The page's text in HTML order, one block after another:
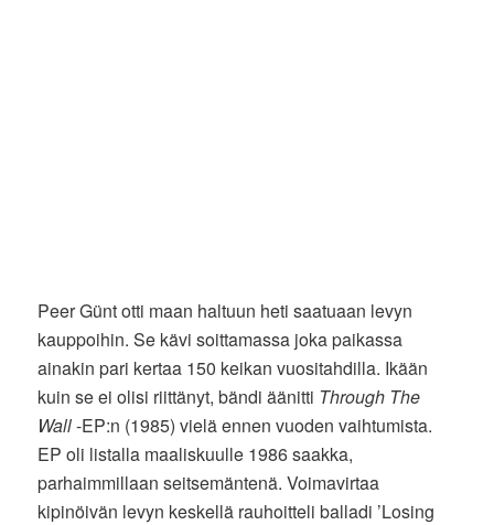
Peer Günt otti maan haltuun heti saatuaan levyn
kauppoihin. Se kävi soittamassa joka paikassa
ainakin pari kertaa 150 keikan vuositahdilla. Ikään
kuin se ei olisi riittänyt, bändi äänitti Through The
Wall-EP:n (1985) vielä ennen vuoden vaihtumista.
EP oli listalla maaliskuulle 1986 saakka,
parhaimmillaan seitsemäntenä. Voimavirtaa
kipinöivän levyn keskellä rauhoitteli balladi ’Losing